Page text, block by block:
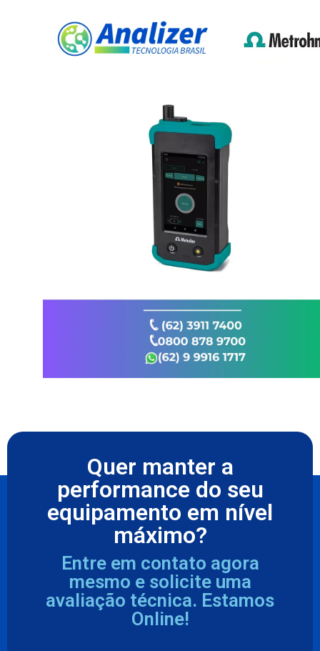
Quer manter a
performance do seu
equipamento em nível
máximo?
Entre em contato agora
mesmo e solicite uma
avaliação técnica. Estamos
Online!